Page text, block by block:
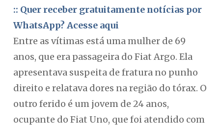
:: Quer receber gratuitamente notícias por
WhatsApp? Acesse aqui
Entre as vítimas está uma mulher de 69
anos, que era passageira do Fiat Argo. Ela
apresentava suspeita de fratura no punho
direito e relatava dores na região do tórax. O
outro ferido é um jovem de 24 anos,
ocupante do Fiat Uno, que foi atendido com